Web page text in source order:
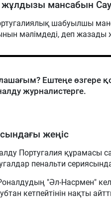
жұлдызы мансабын
шабуылшы
мәлімдеді, деп жазады
Ештеңе өзгере
журналистерге.
жеңіс
Португалия құрамасы
пенальти
"Әл-Насрмен"
кетпейтінін нақты